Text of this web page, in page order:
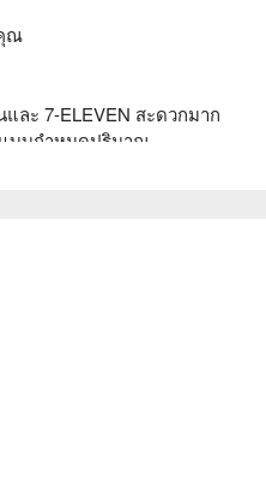
或是透過Skype撥打網路電話。
ณ
ละ 7-ELEVEN สะดวกมาก
แบบกำหนดปริมาณ